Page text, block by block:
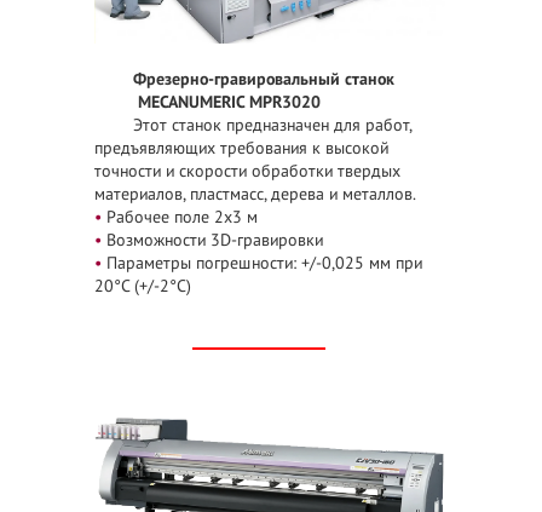
Фрезерно-гравировальныйстанок
MECANUMERIC MPR3020
Этот станок предназначен для работ,
предъявляющих требования к высокой
точности и скорости обработки твердых
материалов, пластмасс, дерева и металлов.
• Рабочее поле 2х3 м
• Возможности 3D-гравировки
• Параметры погрешности: +/-0,025 мм при
20°С (+/-2°С)